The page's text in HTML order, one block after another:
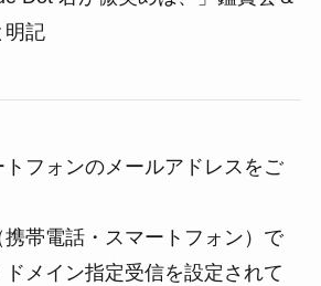
明記
フォンのメールアドレスをご
帯電話・スマートフォン）で
メイン指定受信を設定されて